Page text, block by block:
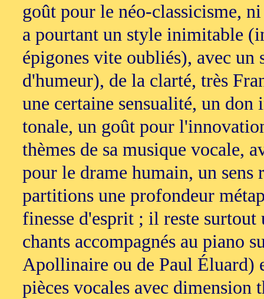
goût pour le néo-classicisme,
a pourtant un style inimitable
épigones vite oubliés), avec un
d'humeur), de la clarté, très
une certaine sensualité, un
tonale, un goût pour
thèmes de sa musique vocale,
pour le drame humain, un
partitions une profondeur
finesse d'esprit ; il reste
chants accompagnés au piano
Apollinaire ou de Paul Éluard)
pièces vocales avec